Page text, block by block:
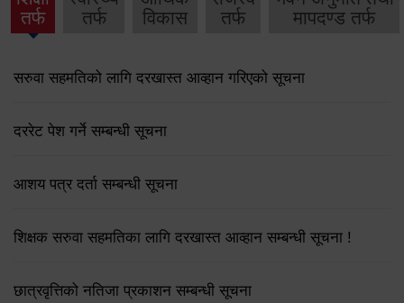
तर्फ
तर्फ
विकास
तर्फ
मापदण्ड तर्फ
सरुवा सहमतिको लागि दरखास्त आव्हान गरिएको सूचना
दररेट पेश गर्ने सम्बन्धी सूचना
आशय पत्र दर्ता सम्बन्धी सूचना
शिक्षक सरुवा सहमतिका लागि दरखास्त आव्हान सम्बन्धी सूचना !
छात्रवृत्तिको नतिजा प्रकाशन सम्बन्धी सूचना